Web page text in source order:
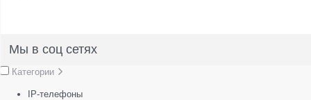
Мы в соц сетях
Категории
IP-телефоны